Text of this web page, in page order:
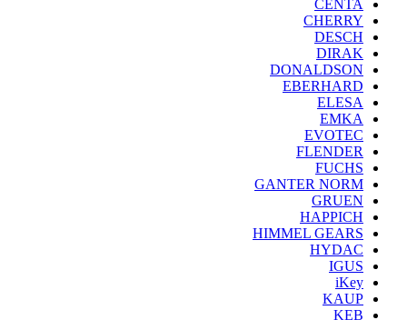
CENTA
CHERRY
DESCH
DIRAK
DONALDSON
EBERHARD
ELESA
EMKA
EVOTEC
FLENDER
FUCHS
GANTER NORM
GRUEN
HAPPICH
HIMMEL GEARS
HYDAC
IGUS
iKey
KAUP
KEB